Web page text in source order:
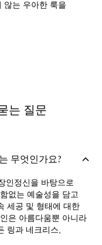
않는 우아한 룩을
는 질문
무엇인가요?
인정신을 바탕으로
없는 예술성을 담고
세공 및 형태에 대한
은 아름다움뿐 아니라
링과 네크리스,